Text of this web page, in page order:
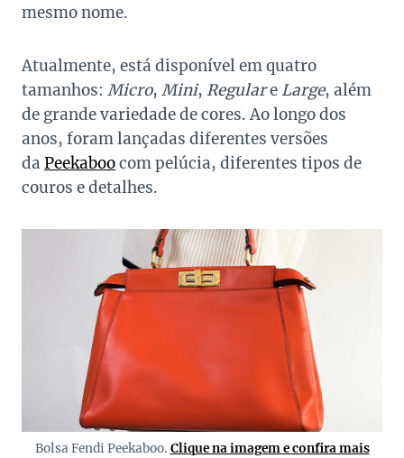
mesmo nome.
Atualmente, está disponível em quatro
tamanhos: Micro, Mini, Regulare Large, além
de grande variedade de cores. Ao longo dos
anos, foram lançadas diferentes versões
da Peekaboocom pelúcia, diferentes tipos de
couros e detalhes.
Bolsa Fendi Peekaboo. Clique na imagem e confira mais